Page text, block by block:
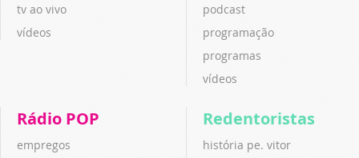
tv ao vivo
vídeos
podcast
programação
programas
vídeos
Rádio POP
empregos
Redentoristas
história pe. vitor